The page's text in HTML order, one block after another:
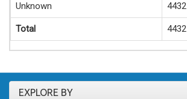
Unknown 4432
Total 4432
EXPLORE BY